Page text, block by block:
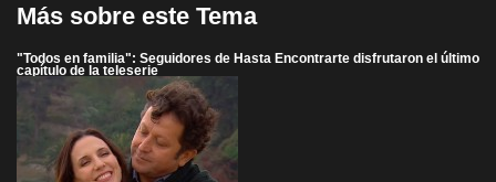
Más sobre este Tema
"Todos en familia": Seguidores de Hasta Encontrarte disfrutaron el último
capítulo de la teleserie